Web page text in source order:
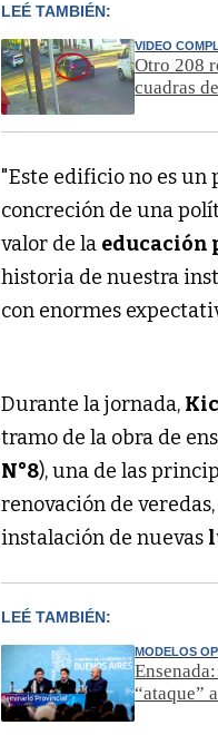
LEÉ TAMBIÉN:
VIDEO
Otro 208
cuadras
"Este edificio no es un
concreción de una
valor de la educación
historia de nuestra
con enormes
Durante la jornada,
tramo de la obra de
N°8), una de las
renovación de
instalación de nuevas
LEÉ TAMBIÉN:
MODELOS
“ataque”